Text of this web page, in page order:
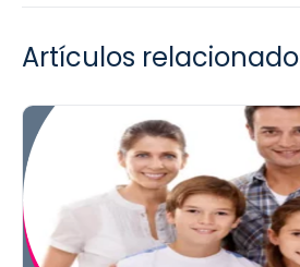
Artículos